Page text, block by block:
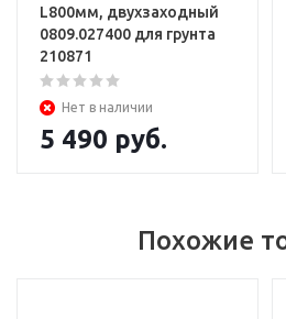
L800мм, двухзаходный
0809.027400 для грунта
210871
Нет в наличии
5 490 руб.
Похожие